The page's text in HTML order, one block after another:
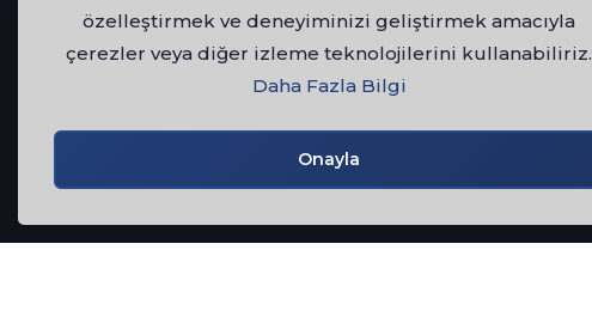
özelleştirmek ve deneyiminizi geliştirmek amacıyla
çerezler veya diğer izleme teknolojilerini kullanabiliriz.
Daha Fazla Bilgi
Onayla